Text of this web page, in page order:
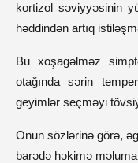
kortizol səviyyəsinin
həddindən artıq
Bu xoşagəlməz
otağında sərin
geyimlər seçməyi
Onun sözlərinə görə,
barədə həkimə